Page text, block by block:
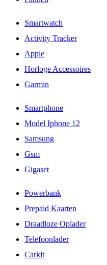
Smartwatch
Activity Tracker
Apple
Horloge Accessoires
Garmin
Smartphone
Model Iphone 12
Samsung
Gsm
Gigaset
Powerbank
Prepaid Kaarten
Draadloze Oplader
Telefoonlader
Carkit